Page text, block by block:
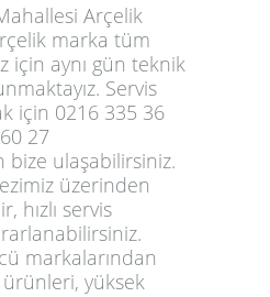
Arçelik
marka tüm
için aynı gün teknik
Servis
için 0216 335 36
27
bize ulaşabilirsiniz.
üzerinden
hızlı servis
markalarından
ürünleri, yüksek